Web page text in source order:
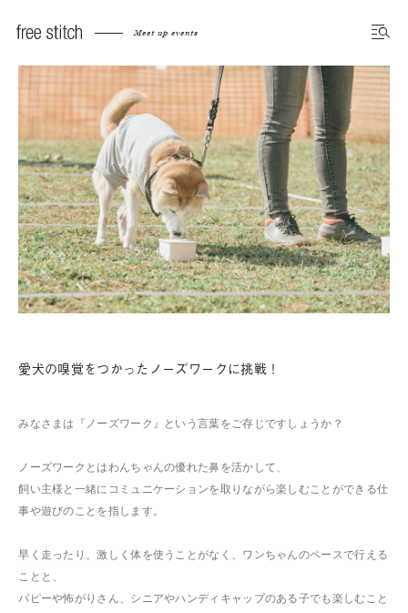
Meet up events
愛犬の嗅覚をつかったノーズワークに挑戦！
みなさまは『ノーズワーク』という言葉をご存じですしょうか？
ノーズワークとはわんちゃんの優れた鼻を活かして、
飼い主様と一緒にコミュニケーションを取りながら楽しむことができる仕
事や遊びのことを指します。
早く走ったり、激しく体を使うことがなく、ワンちゃんのペースで行える
ことと、
パピーや怖がりさん、シニアやハンディキャップのある子でも楽しむこと